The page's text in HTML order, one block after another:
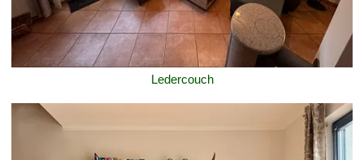
Ledercouch